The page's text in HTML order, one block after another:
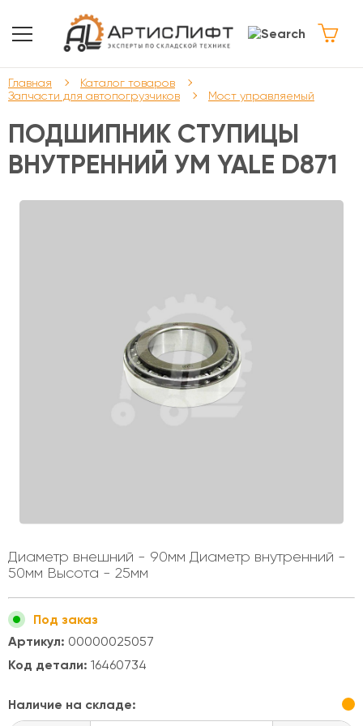
Главная
Каталог товаров
Запчасти для автопогрузчиков
Мост управляемый
ПОДШИПНИК СТУПИЦЫ
ВНУТРЕННИЙ УМ YALE D871
Диаметр внешний - 90мм Диаметр внутренний -
50мм Высота - 25мм
Под заказ
Артикул: 00000025057
Код детали: 16460734
Наличие на складе: